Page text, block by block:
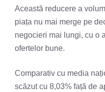
Această reducere a
piața nu mai merge pe
negocieri mai lungi, cu o
ofertelor bune.
Comparativ cu media
scăzut cu 8,03% față de